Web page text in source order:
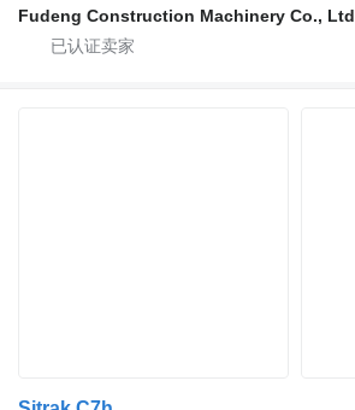
Fudeng Construction Machinery Co., Ltd